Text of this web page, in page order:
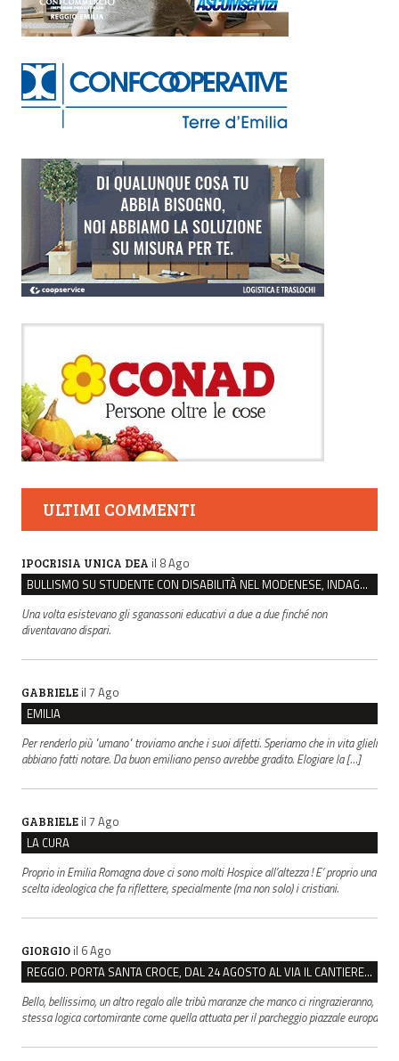
ULTIMI COMMENTI
IPOCRISIA UNICA DEA il 8 Ago
BULLISMO SU STUDENTE CON DISABILITÀ NEL MODENESE, INDAGATI DUE RAGAZZI DI 16 ANNI
Una volta esistevano gli sganassoni educativi a due a due finché non
diventavano dispari.
GABRIELE il 7 Ago
EMILIA
Per renderlo più "umano" troviamo anche i suoi difetti. Speriamo che in vita glieli
abbiano fatti notare. Da buon emiliano penso avrebbe gradito. Elogiare la […]
GABRIELE il 7 Ago
LA CURA
Proprio in Emilia Romagna dove ci sono molti Hospice all’altezza ! E’ proprio una
scelta ideologica che fa riflettere, specialmente (ma non solo) i cristiani.
GIORGIO il 6 Ago
REGGIO. PORTA SANTA CROCE, DAL 24 AGOSTO AL VIA IL CANTIERE PER IL NUOVO COLLETTORE FOGNARIO
Bello, bellissimo, un altro regalo alle tribù maranze che manco ci ringrazieranno,
stessa logica cortomirante come quella attuata per il parcheggio piazzale europa